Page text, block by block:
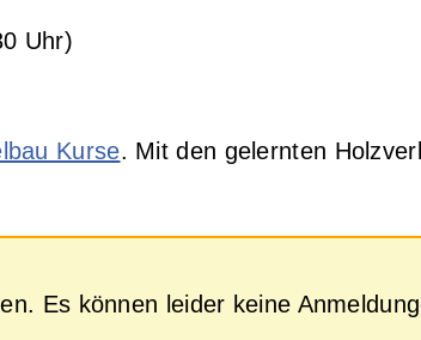
Uhr)
Kurse. Mit den gelernten
Es können leider keine